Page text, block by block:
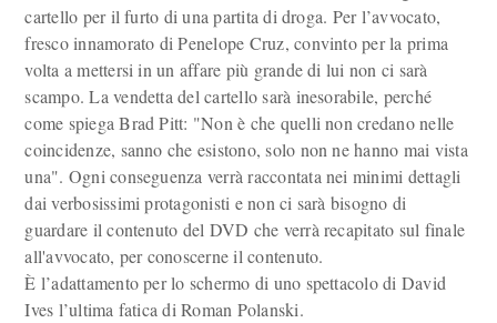
cartello per il furto di una partita di droga. Per l’avvocato,
fresco innamorato di Penelope Cruz, convinto per la prima
volta a mettersi in un affare più grande di lui non ci sarà
scampo. La vendetta del cartello sarà inesorabile, perché
come spiega Brad Pitt: "Non è che quelli non credano nelle
coincidenze, sanno che esistono, solo non ne hanno mai vista
una". Ogni conseguenza verrà raccontata nei minimi dettagli
dai verbosissimi protagonisti e non ci sarà bisogno di
guardare il contenuto del DVD che verrà recapitato sul finale
all'avvocato, per conoscerne il contenuto.
È l’adattamento per lo schermo di uno spettacolo di David
Ives l’ultima fatica di Roman Polanski.